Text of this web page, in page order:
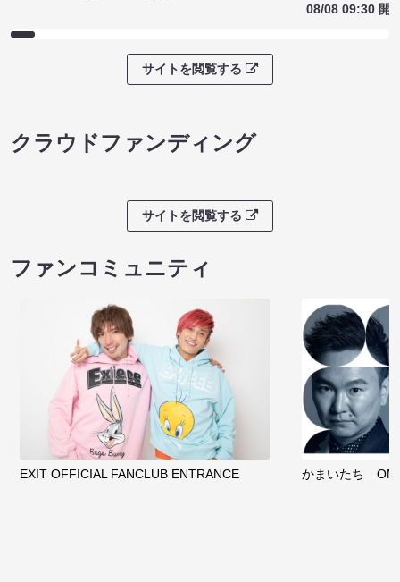
08/08 09:30 開
サイトを閲覧する
クラウドファンディング
サイトを閲覧する
ファンコミュニティ
EXIT OFFICIAL FANCLUB ENTRANCE かまいたち